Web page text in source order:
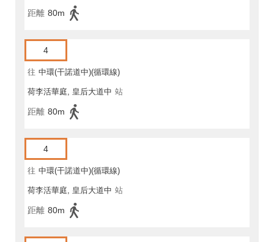
距離 80m
4
往 中環(干諾道中)(循環線)
荷李活華庭, 皇后大道中 站
距離 80m
4
往 中環(干諾道中)(循環線)
荷李活華庭, 皇后大道中 站
距離 80m